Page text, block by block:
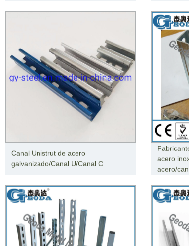
Canal Unistrut de acero
galvanizado/Canal U/Canal C
acero
acero/